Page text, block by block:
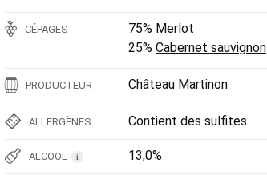
CÉPAGES 75% Merlot
25% Cabernet sauvignon
PRODUCTEUR Château Martinon
ALLERGÈNES Contient des sulfites
ALCOOL i 13,0%